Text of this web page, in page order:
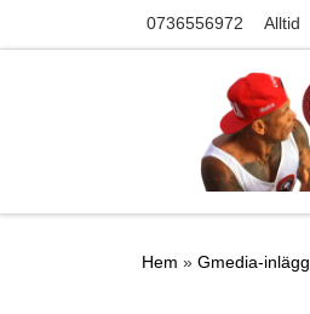
Skip to content0736556972 Alltid
Hem » Gmedia-inlägg